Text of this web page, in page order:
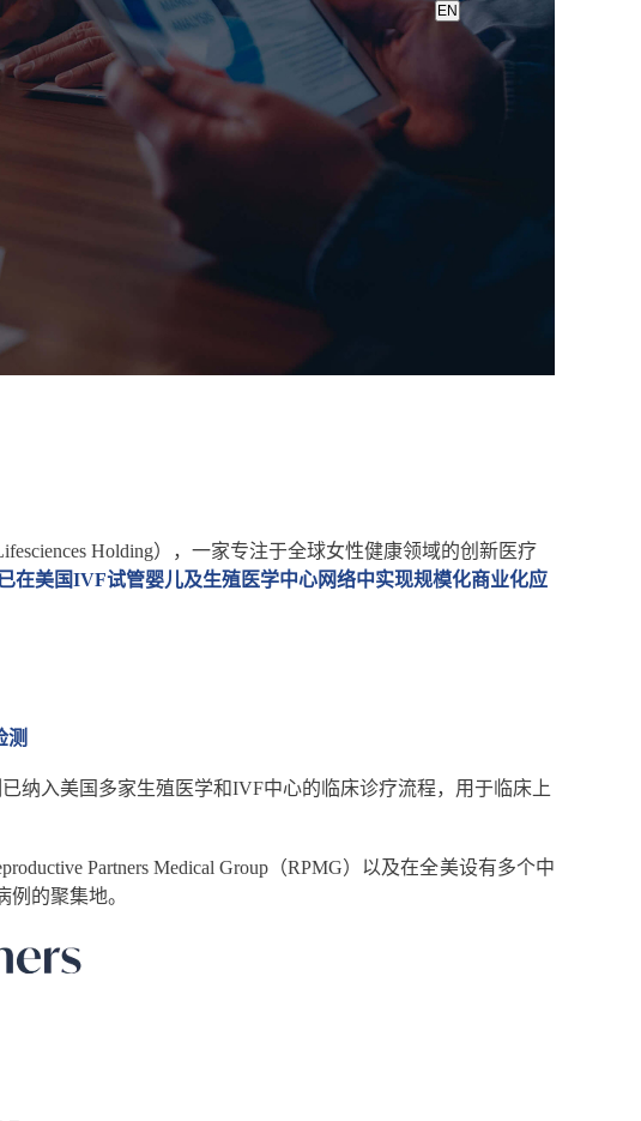
Holding），一家专注于全球女性健康领域的创新医疗
在美国IVF试管婴儿及生殖医学中心网络中实现规模化商业化应
测
纳入美国多家生殖医学和IVF中心的临床诊疗流程，用于临床上
Partners Medical Group（RPMG）以及在全美设有多个中
的聚集地。